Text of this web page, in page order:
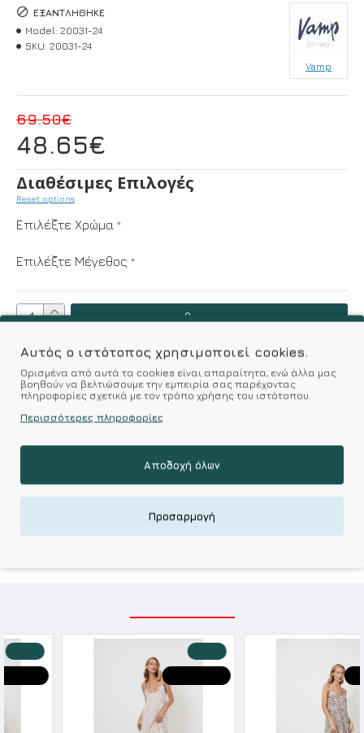
Σύμφωνα με 0 αξιολογήσεις.
48.65€
69.50€
ΕΞΑΝΤΛΉΘΗΚΕ
Model: 20031-24
SKU: 20031-24
Vamp
Διαθέσιμες Επιλογές
Reset options
Επιλέξτε Χρώμα
Επιλέξτε Μέγεθος
Επιθυμητό Σύγκριση
Kalimeratzis Underwear : Προϊόντα Σχεδιασμένα για
Εσάς & Υφάσματα Υψηλής Ποιότητας για
Απολαύστε Υφάσματα Φιλικά Προς το Δέρμα & Ανώτερη
Αυτός ο ιστότοπος χρησιμοποιεί cookies.
Ορισμένα από αυτά τα cookies είναι απαραίτητα, ενώ άλλα μας
βοηθούν να βελτιώσουμε την εμπειρία σας παρέχοντας
πληροφορίες σχετικά με τον τρόπο χρήσης του ιστότοπου.
Περισσότερες πληροφορίες
Αποδοχή όλων
Προσαρμογή